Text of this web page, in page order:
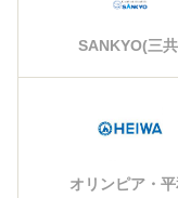
SANKYO(三
オリンピア・平